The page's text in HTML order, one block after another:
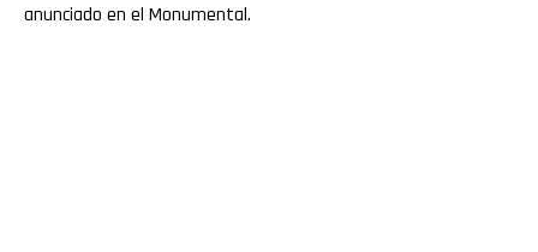
anunciado en el Monumental.